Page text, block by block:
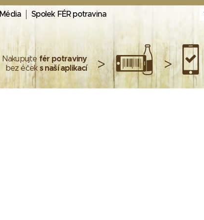
Média Spolek FÉR potravina
Nakupujte fér potraviny
bez éček s naší aplikací > >